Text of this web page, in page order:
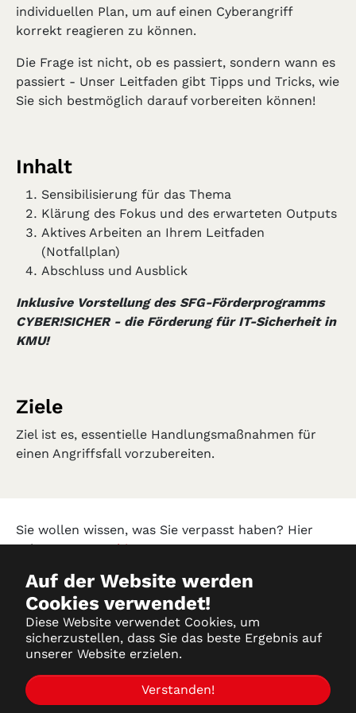
Auf der Website werden
Cookies verwendet!
Diese Website verwendet Cookies, um
sicherzustellen, dass Sie das beste Ergebnis auf
unserer Website erzielen.
Verstanden!
individuellen Plan, um auf einen Cyberangriff
korrekt reagieren zu können.
Die Frage ist nicht, ob es passiert, sondern wann es
passiert - Unser Leitfaden gibt Tipps und Tricks, wie
Sie sich bestmöglich darauf vorbereiten können!
Inhalt
Sensibilisierung für das Thema
Klärung des Fokus und des erwarteten Outputs
Aktives Arbeiten an Ihrem Leitfaden
(Notfallplan)
Abschluss und Ausblick
Inklusive Vorstellung des SFG-Förderprogramms
CYBER!SICHER - die Förderung für IT-Sicherheit in
KMU!
Ziele
Ziel ist es, essentielle Handlungsmaßnahmen für
einen Angriffsfall vorzubereiten.
Sie wollen wissen, was Sie verpasst haben? Hier
geht es zumArchiv!
Datenschutz
Impressum
Partner-Login